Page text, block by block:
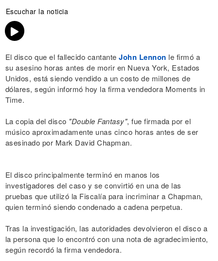
Escuchar la noticia
El disco que el fallecido cantante John Lennon le firmó a
su asesino horas antes de morir en Nueva York, Estados
Unidos, está siendo vendido a un costo de millones de
dólares, según informó hoy la firma vendedora Moments in
Time.
La copia del disco "Double Fantasy", fue firmada por el
músico aproximadamente unas cinco horas antes de ser
asesinado por Mark David Chapman.
El disco principalmente terminó en manos los
investigadores del caso y se convirtió en una de las
pruebas que utilizó la Fiscalía para incriminar a Chapman,
quien terminó siendo condenado a cadena perpetua.
Tras la investigación, las autoridades devolvieron el disco a
la persona que lo encontró con una nota de agradecimiento,
según recordó la firma vendedora.